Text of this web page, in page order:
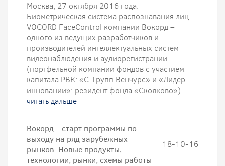
Москва, 27 октября 2016 года.
Биометрическая система распознавания лиц
VOCORD FaceControl компании Вокорд –
одного из ведущих разработчиков и
производителей интеллектуальных систем
видеонаблюдения и аудиорегистрации
(портфельной компании фондов с участием
капитала РВК: «С-Групп Венчурс» и «Лидер-
инновации»; резидент фонда «Сколково») – ...
читать дальше
Вокорд – старт программы по
выходу на ряд зарубежных
рынков. Новые продукты,
технологии, рынки, схемы работы
18-10-16